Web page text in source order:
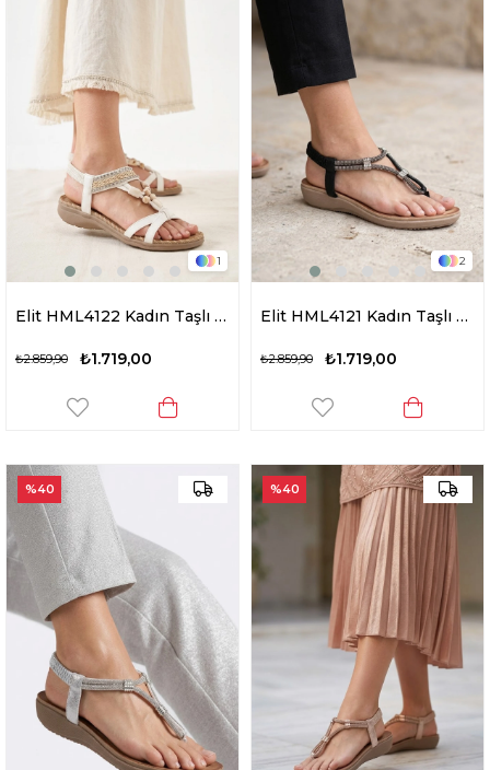
1
Elit HML4122 Kadın Taşlı Düz Sandalet Beyaz
₺1.719,00
₺2.859,90
2
Elit HML4121 Kadın Taşlı Düz Sandalet Siyah
₺1.719,00
₺2.859,90
%40 %40